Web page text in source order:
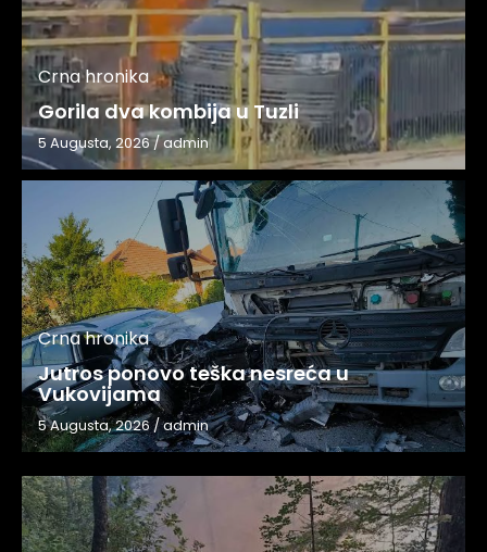
Crna hronika
Gorila dva kombija u Tuzli
5 Augusta, 2026/admin
Crna hronika
Jutros ponovo teška nesreća u
Vukovijama
5 Augusta, 2026/admin